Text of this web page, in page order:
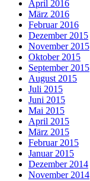
April 2016
März 2016
Februar 2016
Dezember 2015
November 2015
Oktober 2015
September 2015
August 2015
Juli 2015
Juni 2015
Mai 2015
April 2015
März 2015
Februar 2015
Januar 2015
Dezember 2014
November 2014